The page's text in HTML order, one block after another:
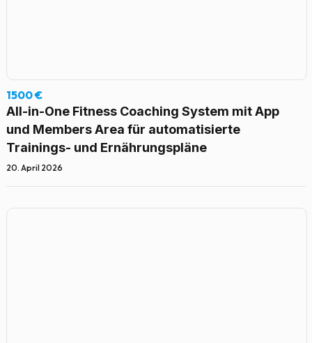
1500 €
All-in-One Fitness Coaching System mit App
und Members Area für automatisierte
Trainings- und Ernährungspläne
20. April 2026